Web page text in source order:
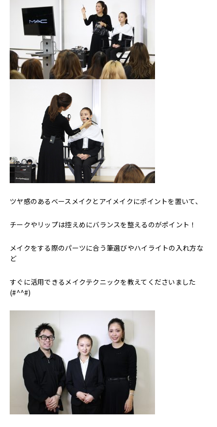
ツヤ感のあるベースメイクとアイメイクにポイントを置いて、
チークやリップは控えめにバランスを整えるのがポイント！
メイクをする際のパーツに合う筆選びやハイライトの入れ方な
ど
すぐに活用できるメイクテクニックを教えてくださいました
(#^^#)